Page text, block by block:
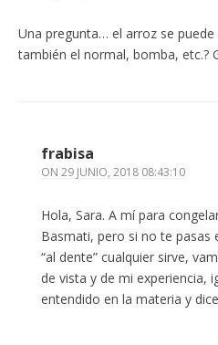
Una pregunta… el arroz se
también el normal, bomba, etc.?
frabisa
ON 29 JUNIO, 2018 08:43:10
Hola, Sara. A mí para
Basmati, pero si no te pasas
“al dente” cualquier sirve,
de vista y de mi experiencia,
entendido en la materia y